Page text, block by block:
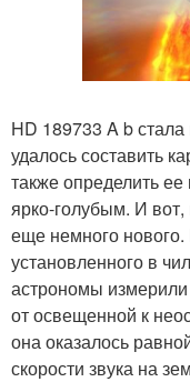
HD 189733 A b
удалось составить
также определить
ярко-голубым. И
еще немного
установленного в
астрономы
от освещенной к
она оказалось
скорости звука на